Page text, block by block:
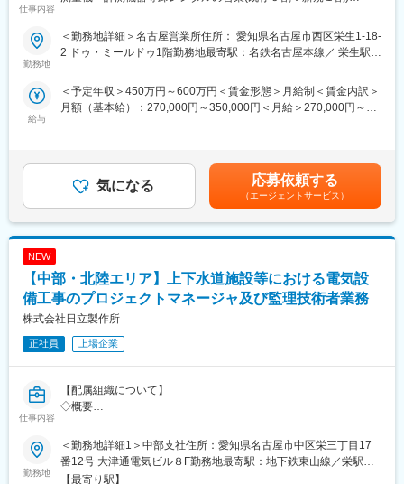
し、 Ｘ線透視撮影台、ガラス繊維巻取機、走行用減速機、工作機
ンブリまで独自の複合加工機能を有しております。
の定める業務を含む
仕事内容
にはご自宅（北陸エリア）を拠点とした営業活動をお任せしま
す。
レンタル会社への提案活動
建設機器・測量機のレンタル会社へ定期訪問し、新商品のご案内
レンタル会社の担当者から工事現場の状況や課題をヒアリング
し、エンドユーザーへ最適な機器を提案できるようサポートしま
す。
【入社後の流れ】
す。
・商品知識の習得
・顧客対応の基礎
・営業活動の進め方
・担当エリアの特徴理解
などを学びながら、じっくりと知識・経験を身につけていただき
現在の担当者から引継ぎを行い、先輩社員によるマンツーマン指
導もあるため、業界未経験の方でも安心してスタートできる環境
則」をご確認ください
勤務地
＜勤務地詳細＞名古屋営業所住所： 愛知県名古屋市西区栄生1-18-
2 ドゥ・ミールドゥ1階勤務地最寄駅：名鉄名古屋本線／ 栄生駅受
給与
＜予定年収＞450万円～600万円＜賃金形態＞月給制＜賃金内訳＞
月額（基本給）：270,000円～350,000円＜月給＞270,000円～
は固定手当を含めた表記です。
気になる 応募依頼する
（エージェントサービス）
NEW
【中部・北陸エリア】上下水道施設等における電気設
備工事のプロジェクトマネージャ及び監理技術者業務
株式会社日立製作所
正社員 上場企業
仕事内容
【配属組織について】
◇概要
ど）向けの企画・提案、エンジニアリングからプロジェクトマネ
ジメント、現場施工管理まで幅広い業務を担っています。
・主な担当顧客は愛知、岐阜、三重、静岡、富山、石川、福井県
勤務地
＜勤務地詳細1＞中部支社住所：愛知県名古屋市中区栄三丁目17
番12号 大津通電気ビル８F勤務地最寄駅：地下鉄東山線／栄駅受
動喫煙対策：屋内全面禁煙＜勤務地詳細2＞金沢パークビル住所：
【最寄り駅】